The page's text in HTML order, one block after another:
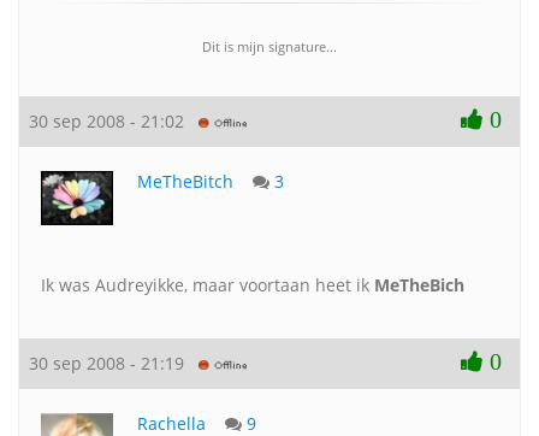
Dit is mijn signature...
30 sep 2008 - 21:02 0
MeTheBitch 3
Ik was Audreyikke, maar voortaan heet ik MeTheBich
30 sep 2008 - 21:19 0
Rachella 9